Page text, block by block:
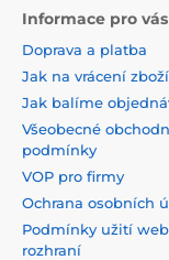
Informace pro vás
Doprava a platba
Jak na vrácení zboží
Jak balíme
Všeobecné
podmínky
VOP pro firmy
Ochrana osobních
Podmínky užití
rozhraní